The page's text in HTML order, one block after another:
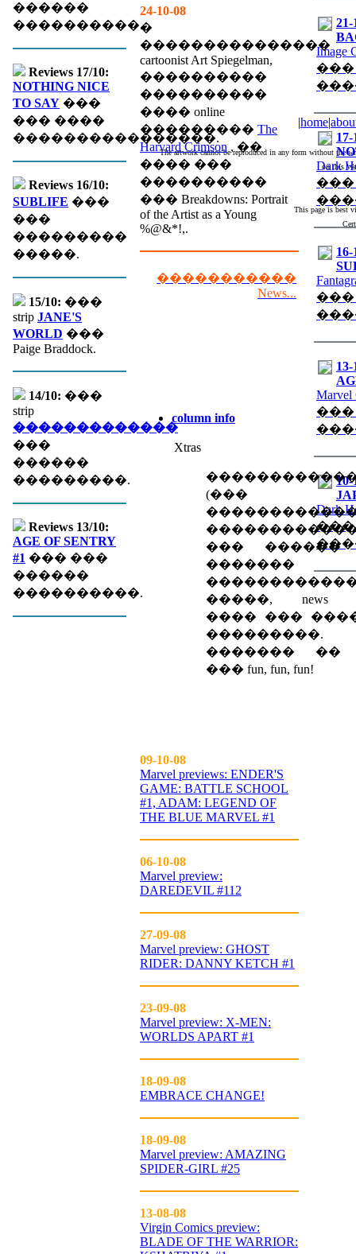
������
����������.
Reviews 17/10:
NOTHING NICE
TO SAY ���
��� ����
����������������.
Reviews 16/10:
SUBLIFE ���
���
���������
�����.
15/10: ���
strip JANE'S
WORLD ���
Paige Braddock.
14/10: ���
strip
�������������
���
������
���������.
Reviews 13/10:
AGE OF SENTRY
#1 ��� ���
������
����������.
24-10-08
�
���������������
cartoonist Art Spiegelman,
����������
����������
���� online
��������� The
Harvard Crimson , ��
���� ���
����������
��� Breakdowns: Portrait
of the Artist as a Young
%@&*!,.
�����������
News...
column info
Xtras
(���
��� ������
�������
�����, news
���� ���
���������.
������� ��
��� fun, fun, fun!
09-10-08
Marvel previews: ENDER'S
GAME: BATTLE SCHOOL
#1, ADAM: LEGEND OF
THE BLUE MARVEL #1
06-10-08
Marvel preview:
DAREDEVIL #112
27-09-08
Marvel preview: GHOST
RIDER: DANNY KETCH #1
23-09-08
Marvel preview: X-MEN:
WORLDS APART #1
18-09-08
EMBRACE CHANGE!
18-09-08
Marvel preview: AMAZING
SPIDER-GIRL #25
13-08-08
Virgin Comics preview:
BLADE OF THE WARRIOR:
21-
Image
17-
Dark
16-
13-
Marvel
10-
Dark
|home|
The artwork cannot be reproduced in any form without the
on this
This page is best